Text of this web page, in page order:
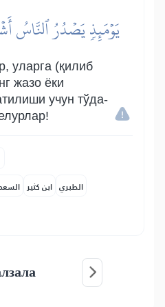
يَوۡمَئِذٖ يَصۡدُرُ ٱلنَّاسُ
уларга (қилиб
жазо ёки
учун тўда-
ابن كثير الطبري